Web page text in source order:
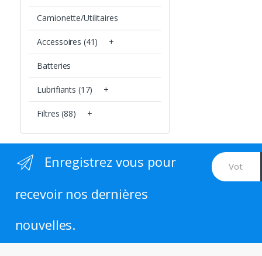
Camionette/Utilitaires
Accessoires (41) +
Batteries
Lubrifiants (17) +
Filtres (88) +
Enregistrez vous pour
recevoir nos dernières
nouvelles.